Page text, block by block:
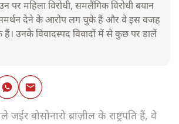
पर महिला विरोधी, समलैंगिक विरोधी बयान
देने के आरोप लग चुके हैं और वे इस वजह
हैं। उनके विवादस्पद विवादों में से कुछ पर डालें
जईर बोसोनारो ब्राज़ील के राष्ट्रपति हैं, वे